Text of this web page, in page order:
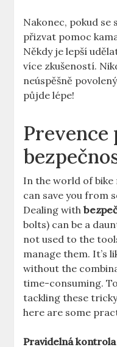
Nakonec, pokud se
přizvat pomoc
Někdy je lepší‌
více zkušeností.
‌neúspěšně
⁢půjde lépe!
Prevence​
In the world of
can save you ⁢from
Dealing with
bolts) can be a
not used⁢ to⁣ the
manage them. It’s‌
without‌ the
time-consuming.
tackling these‍
here are some
Pravidelná